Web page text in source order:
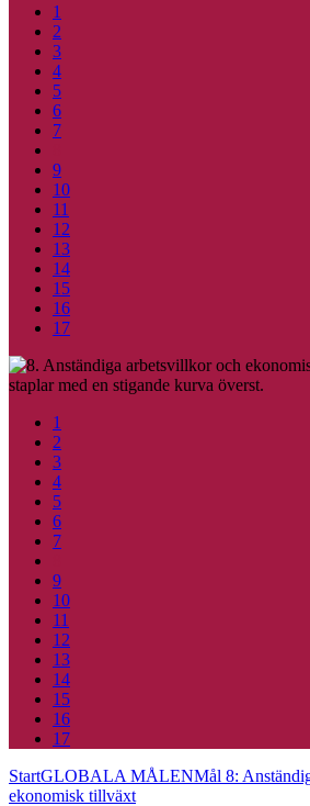
1
2
3
4
5
6
7
9
10
11
12
13
14
15
16
17
1
2
3
4
5
6
7
9
10
11
12
13
14
15
16
17
StartGLOBALA MÅLENMål 8:
ekonomisk tillväxt